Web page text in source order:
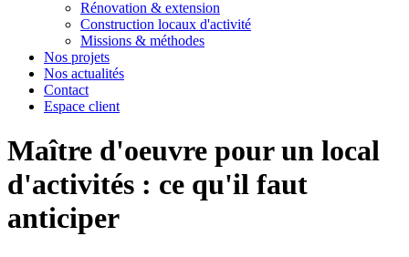
Rénovation & extension
Construction locaux d'activité
Missions & méthodes
Nos projets
Nos actualités
Contact
Espace client
Maître d'oeuvre pour un local
d'activités : ce qu'il faut
anticiper